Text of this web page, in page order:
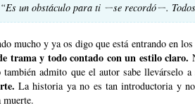
“Es un obstáculo para ti ㄧse recordóㄧ.
mucho y ya os digo que está entrando en
trama y todo contado con un estilo claro.
admito que el autor sabe llevárselo
La historia ya no es tan introductoria y
muerte.